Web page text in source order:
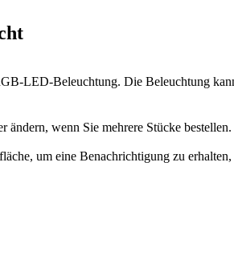
LED-Beleuchtung. Die Beleuchtung
ändern, wenn Sie mehrere Stücke bestellen.
um eine Benachrichtigung zu